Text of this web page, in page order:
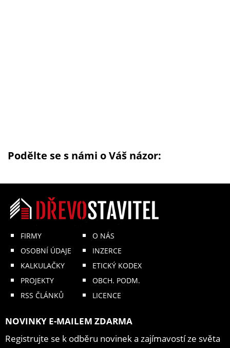
Podělte se s námi o Váš názor:
FIRMY
OSOBNÍ ÚDAJE
KALKULAČKY
PROJEKTY
RSS ČLÁNKŮ
O NÁS
INZERCE
ETICKÝ KODEX
OBCH. PODM.
LICENCE
NOVINKY E-MAILEM ZDARMA
Registrujte se k odběru novinek a zajímavostí ze světa